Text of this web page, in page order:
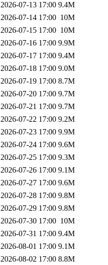
2026-07-13 17:00 9.4M
2026-07-14 17:00 10M
2026-07-15 17:00 10M
2026-07-16 17:00 9.9M
2026-07-17 17:00 9.4M
2026-07-18 17:00 9.0M
2026-07-19 17:00 8.7M
2026-07-20 17:00 9.7M
2026-07-21 17:00 9.7M
2026-07-22 17:00 9.2M
2026-07-23 17:00 9.9M
2026-07-24 17:00 9.6M
2026-07-25 17:00 9.3M
2026-07-26 17:00 9.1M
2026-07-27 17:00 9.6M
2026-07-28 17:00 9.8M
2026-07-29 17:00 9.8M
2026-07-30 17:00 10M
2026-07-31 17:00 9.4M
2026-08-01 17:00 9.1M
2026-08-02 17:00 8.8M